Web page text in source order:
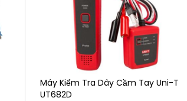
Máy Kiểm Tra Dây Cầm Tay Uni-T
UT682D